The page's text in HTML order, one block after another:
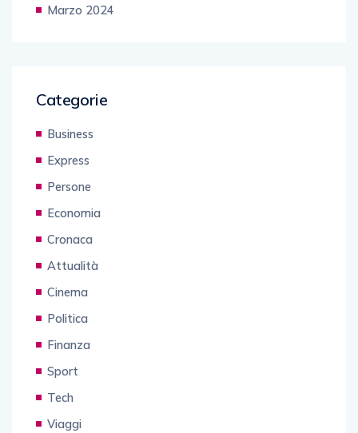
Marzo 2024
Categorie
Business
Express
Persone
Economia
Cronaca
Attualità
Cinema
Politica
Finanza
Sport
Tech
Viaggi